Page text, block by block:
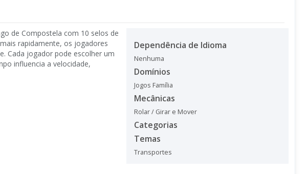
de Compostela com 10 selos de
rapidamente, os jogadores
Cada jogador pode escolher um
influencia a velocidade,
Dependência de Idioma
Nenhuma
Domínios
Jogos Família
Mecânicas
Rolar / Girar e Mover
Categorias
Temas
Transportes